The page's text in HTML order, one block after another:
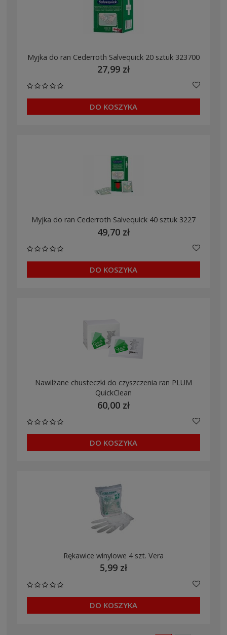
Myjka do ran Cederroth Salvequick 20 sztuk 323700
27,99 zł
DO KOSZYKA
Myjka do ran Cederroth Salvequick 40 sztuk 3227
49,70 zł
DO KOSZYKA
Nawilżane chusteczki do czyszczenia ran PLUM
QuickClean
60,00 zł
DO KOSZYKA
Rękawice winylowe 4 szt. Vera
5,99 zł
DO KOSZYKA